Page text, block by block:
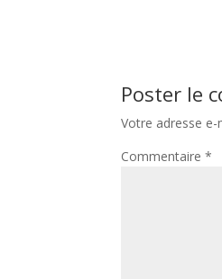
Poster le
Votre adresse e-
Commentaire*